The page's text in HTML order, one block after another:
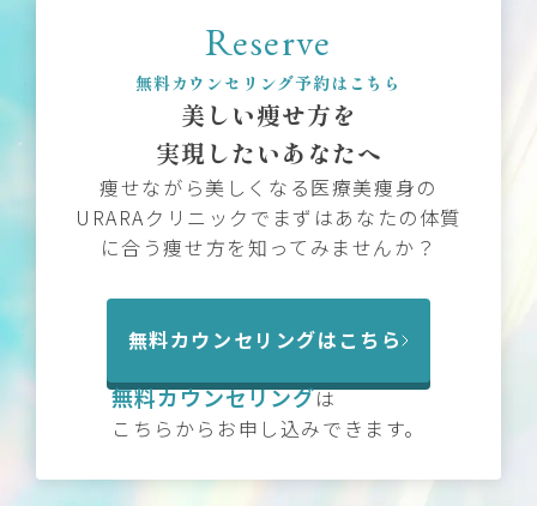
Reserve
無料カウンセリング予約はこちら
美しい痩せ方を
実現したいあなたへ
痩せながら美しくなる医療美痩身の
URARAクリニックでまずはあなたの体質
に合う痩せ方を知ってみませんか？
無料カウンセリングはこちら
無料カウンセリングは
こちらからお申し込みできます。